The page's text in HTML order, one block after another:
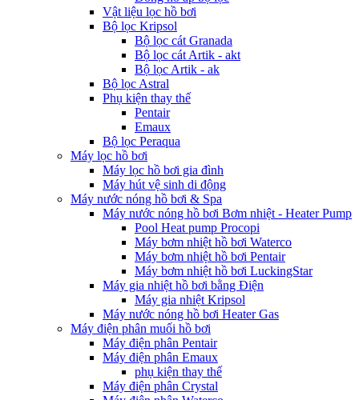
Vật liệu lọc hồ bơi
Bộ lọc Kripsol
Bộ lọc cát Granada
Bộ lọc cát Artik - akt
Bộ lọc Artik - ak
Bộ lọc Astral
Phụ kiện thay thế
Pentair
Emaux
Bộ lọc Peraqua
Máy lọc hồ bơi
Máy lọc hồ bơi gia đình
Máy hút vệ sinh di động
Máy nước nóng hồ bơi & Spa
Máy nước nóng hồ bơi Bơm nhiệt - Heater Pump
Pool Heat pump Procopi
Máy bơm nhiệt hồ bơi Waterco
Máy bơm nhiệt hồ bơi Pentair
Máy bơm nhiệt hồ bơi LuckingStar
Máy gia nhiệt hồ bơi bằng Điện
Máy gia nhiệt Kripsol
Máy nước nóng hồ bơi Heater Gas
Máy điện phân muối hồ bơi
Máy điện phân Pentair
Máy điện phân Emaux
phụ kiện thay thế
Máy điện phân Crystal